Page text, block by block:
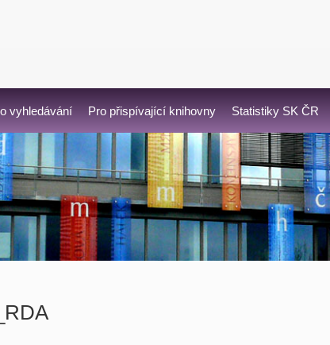
vyhledávání Pro přispívající knihovny Statistiky SK ČR